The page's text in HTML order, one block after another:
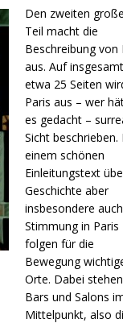
Den zweiten
Teil macht die
Beschreibung von
aus. Auf
etwa 25 Seiten
Paris aus – wer
es gedacht –
Sicht beschrieben.
einem schönen
Einleitungstext
Geschichte aber
insbesondere auch
Stimmung in Paris
folgen für die
Bewegung
Orte. Dabei stehen
Bars und Salons
Mittelpunkt, also